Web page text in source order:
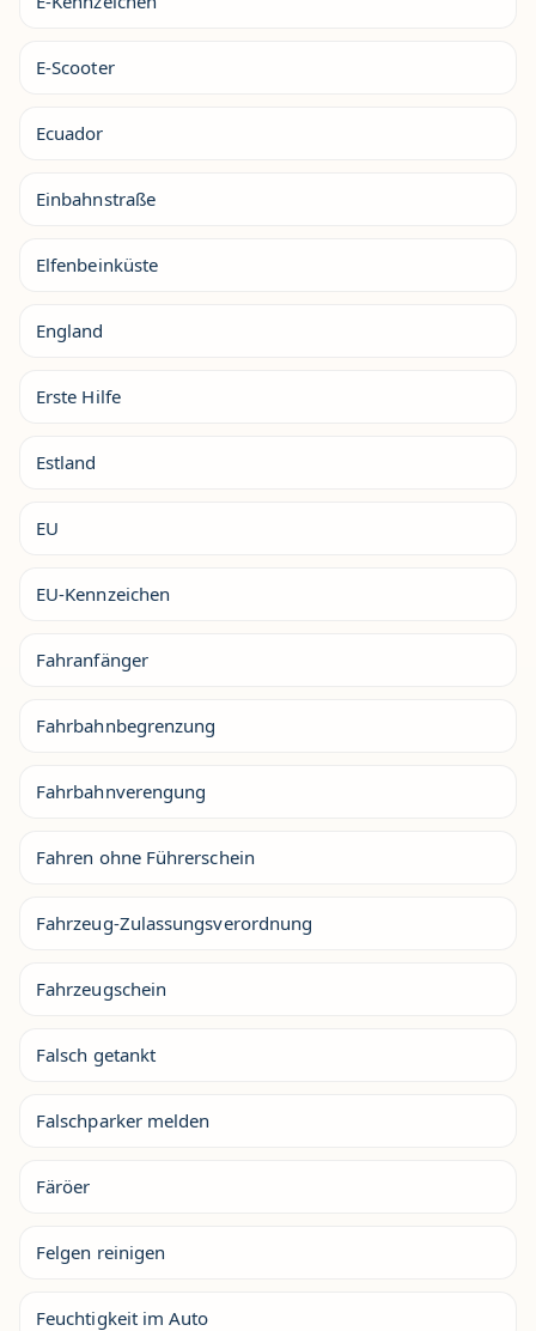
E-Scooter
Ecuador
Einbahnstraße
Elfenbeinküste
England
Erste Hilfe
Estland
EU
EU-Kennzeichen
Fahranfänger
Fahrbahnbegrenzung
Fahrbahnverengung
Fahren ohne Führerschein
Fahrzeug-Zulassungsverordnung
Fahrzeugschein
Falsch getankt
Falschparker melden
Färöer
Felgen reinigen
Feuchtigkeit im Auto